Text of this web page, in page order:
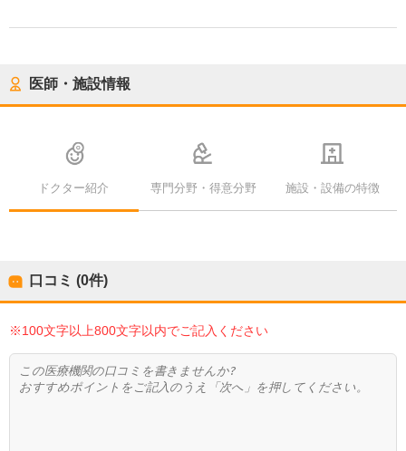
医師・施設情報
ドクター紹介 専門分野・得意分野 施設・設備の特徴
口コミ (0件)
※100文字以上800文字以内でご記入ください